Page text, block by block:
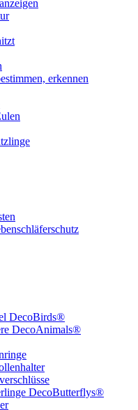
erkennen
DecoBirds®
DecoAnimals®
DecoButterflys®